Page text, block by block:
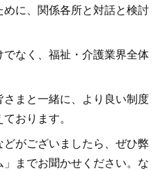
に、関係各所と対話と検討
でなく、福祉・介護業界全体
まと一緒に、より良い制度
おります。
がございましたら、ぜひ弊
までお聞かせください。な